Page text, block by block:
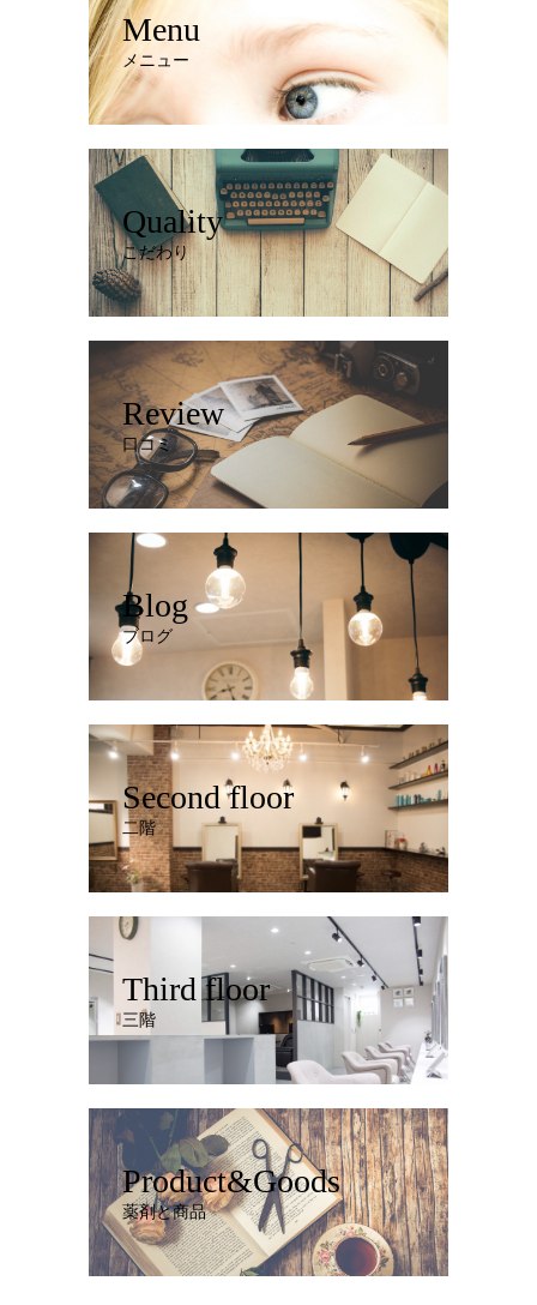
Menu
メニュー
Quality
こだわり
Review
口コミ
Blog
ブログ
Second floor
二階
Third floor
三階
Product&Goods
薬剤と商品